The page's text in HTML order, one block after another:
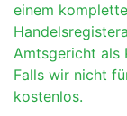
einem
Amtsgericht als
Falls wir nicht
kostenlos.